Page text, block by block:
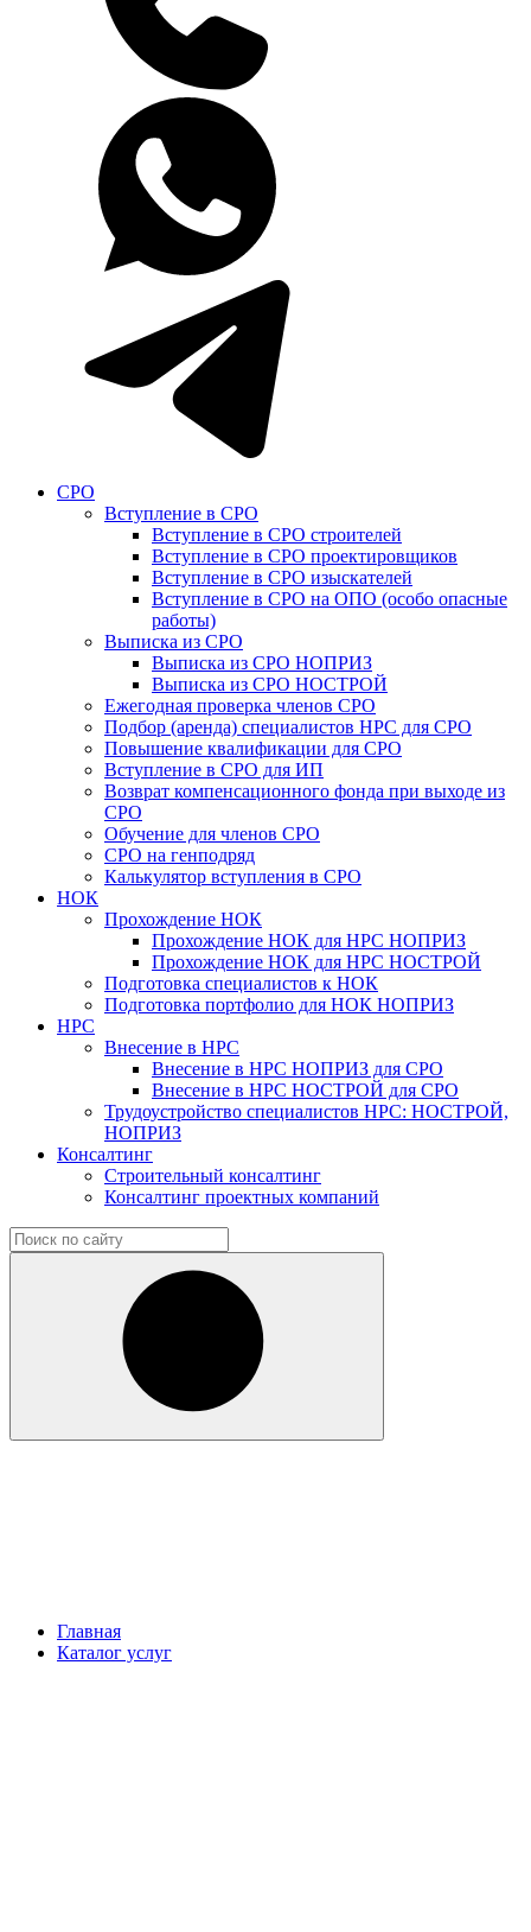
СРО
Вступление в СРО
Вступление в СРО строителей
Вступление в СРО проектировщиков
Вступление в СРО изыскателей
Вступление в СРО на ОПО (особо опасные
работы)
Выписка из СРО
Выписка из СРО НОПРИЗ
Выписка из СРО НОСТРОЙ
Ежегодная проверка членов СРО
Подбор (аренда) специалистов НРС для СРО
Повышение квалификации для СРО
Вступление в СРО для ИП
Возврат компенсационного фонда при выходе из
СРО
Обучение для членов СРО
СРО на генподряд
Калькулятор вступления в СРО
НОК
Прохождение НОК
Прохождение НОК для НРС НОПРИЗ
Прохождение НОК для НРС НОСТРОЙ
Подготовка специалистов к НОК
Подготовка портфолио для НОК НОПРИЗ
НРС
Внесение в НРС
Внесение в НРС НОПРИЗ для СРО
Внесение в НРС НОСТРОЙ для СРО
Трудоустройство специалистов НРС: НОСТРОЙ,
НОПРИЗ
Консалтинг
Строительный консалтинг
Консалтинг проектных компаний
Главная
Каталог услуг